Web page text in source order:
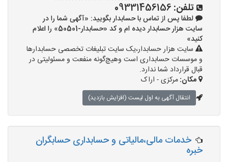
تلفن: 09331456156
لطفا پس از تماس با حسابدار بگویید: «آگهی شما را در
سایت هزار حسابدار دیده ام و کد «حسابدار-50501» را اعلام
کنید»
سایت هزار حسابدار،یک سایت تبلیغات تخصصی حسابدارها
و موسسات حسابداری است وهیچ‌گونه منفعت و مسئولیتی در
قبال قرارداد شما ندارد.
مکان:مرکزی - اراک
انتقال آگهی به اول لیست (افزایش بازدید)
خدمات مالی،مالیاتی و حسابداری حسابگران
خبره